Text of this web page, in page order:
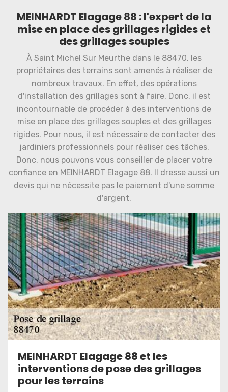
MEINHARDT Elagage 88 : l'expert de la
mise en place des grillages rigides et
des grillages souples
À Saint Michel Sur Meurthe dans le 88470, les
propriétaires des terrains sont amenés à réaliser de
nombreux travaux. En effet, des opérations
d'installation des grillages sont à faire. Donc, il est
incontournable de procéder à des interventions de
mise en place des grillages souples et des grillages
rigides. Pour nous, il est nécessaire de contacter des
jardiniers professionnels pour réaliser ces tâches.
Donc, nous pouvons vous conseiller de placer votre
confiance en MEINHARDT Elagage 88. Il dresse aussi un
devis qui ne nécessite pas le paiement d'une somme
d'argent.
MEINHARDT Elagage 88 et les
interventions de pose des grillages
pour les terrains